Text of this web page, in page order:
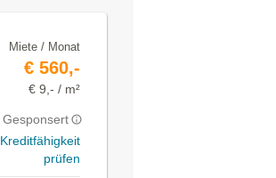
Miete / Monat
€ 560,-
€ 9,- / m²
Gesponsert
Kreditfähigkeit
prüfen